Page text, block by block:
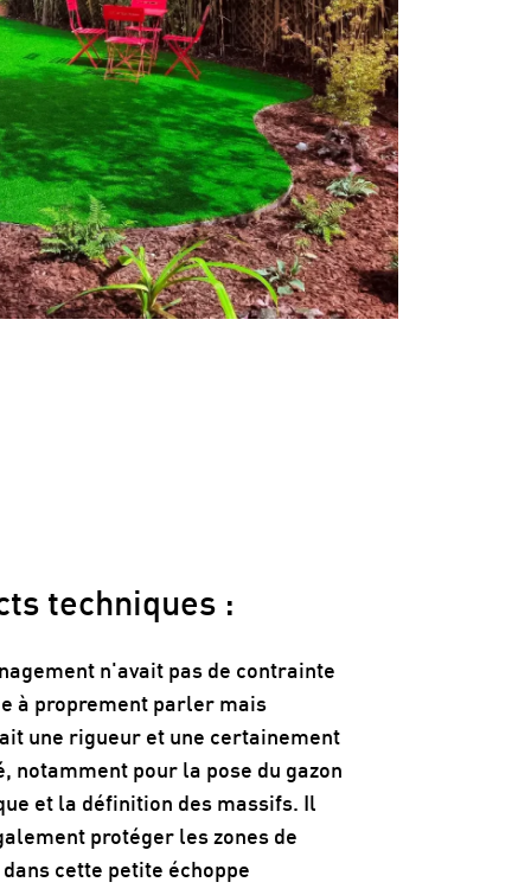
techniques :
n'avait pas de contrainte
à proprement parler mais
une rigueur et une certainement
notamment pour la pose du gazon
et la définition des massifs. Il
protéger les zones de
cette petite échoppe